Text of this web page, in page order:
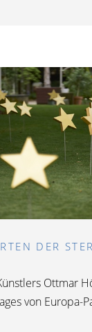
DER
Ottmar
von Europa-